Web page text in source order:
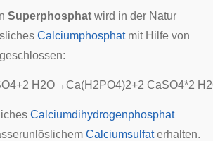
Superphosphat wird in der Natur
Calciumphosphatmit Hilfe von
O4+2 H 2O→ Ca(H 2PO4)2+2 CaSO4*2 H 2
Calciumdihydrogenphosphat
Calciumsulfaterhalten.